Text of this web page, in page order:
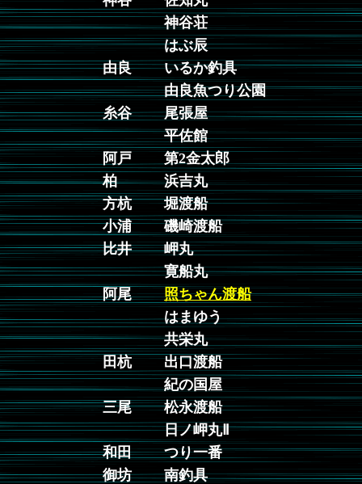
神谷荘
はぶ辰
由良
いるか釣具
由良魚つり公園
糸谷
尾張屋
平佐館
阿戸
第2金太郎
柏
浜吉丸
方杭
堀渡船
小浦
磯崎渡船
比井
岬丸
寛船丸
阿尾
照ちゃん渡船
はまゆう
共栄丸
田杭
出口渡船
紀の国屋
三尾
松永渡船
日ノ岬丸Ⅱ
和田
つり一番
御坊
南釣具